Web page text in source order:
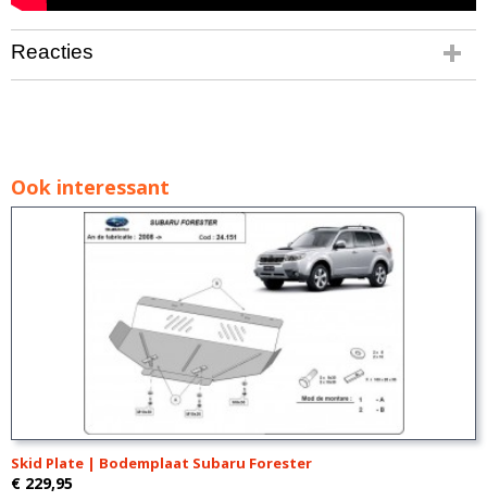
Reacties
Ook interessant
Skid Plate | Bodemplaat Subaru Forester
€ 229,95